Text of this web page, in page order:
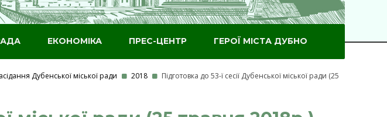
ЕКОНОМІКА ПРЕС-ЦЕНТР ГЕРОЇ МІСТА ДУБНО
Дубенської міської ради 2018
Підготовка до 53-ї сесії Дубенської міської ради (25